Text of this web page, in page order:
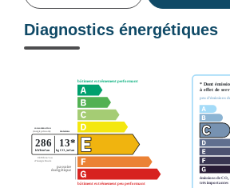
Diagnostics énergétiques